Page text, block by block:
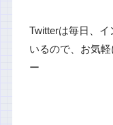
Twitterは毎日、
いるので、お気
ー